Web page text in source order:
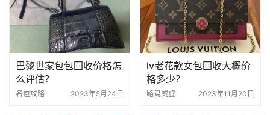
巴黎世家包包回收价格怎
么评估？
名包攻略 2023年5月24日
lv老花款女包回收大概价
格多少？
路易威登 2023年11月20日